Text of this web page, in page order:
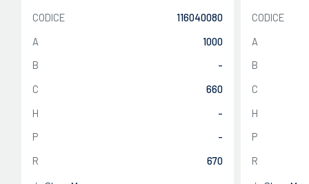
CODICE
116040080
A
1000
B
-
C
660
H
-
P
-
R
670
CODICE
A
B
C
H
P
R